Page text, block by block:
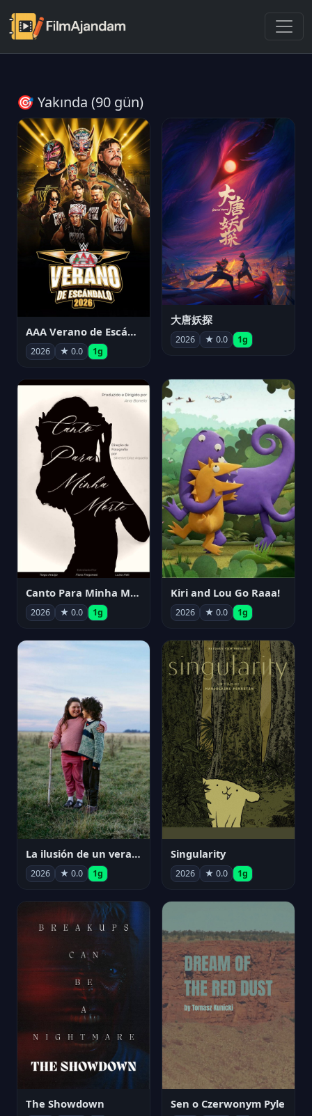
🎯 Yakında (90 gün)
AAA Verano de Escándalo 2026 - Week 3
2026 ★ 0.0 1g
大唐妖探
2026 ★ 0.0 1g
Canto Para Minha Morte
2026 ★ 0.0 1g
Kiri and Lou Go Raaa!
2026 ★ 0.0 1g
La ilusión de un verano sin fin
2026 ★ 0.0 1g
Singularity
2026 ★ 0.0 1g
The Showdown Sen o Czerwonym Pyle